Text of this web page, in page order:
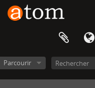
Parcourir